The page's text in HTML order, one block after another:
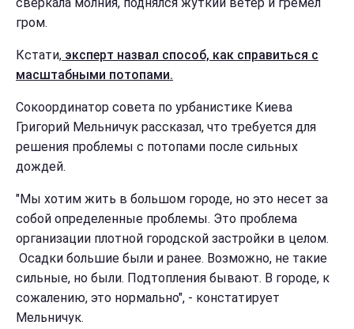
гром.
Кстати, эксперт назвал способ, как справиться с
масштабными потопами.
Сокоординатор совета по урбанистике Киева
Григорий Мельничук рассказал, что требуется для
решения проблемы с потопами после сильных
дождей.
"Мы хотим жить в большом городе, но это несет за
собой определенные проблемы. Это проблема
организации плотной городской застройки в целом.
Осадки большие были и ранее. Возможно, не такие
сильные, но были. Подтопления бывают. В городе, к
сожалению, это нормально", - констатирует
Мельничук.